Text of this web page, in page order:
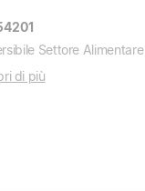
Settore Alimentare
di più